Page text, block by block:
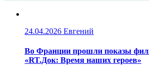
24.04.2026 Евгений
Во Франции прошли показы
«RT.Док: Время наших героев»